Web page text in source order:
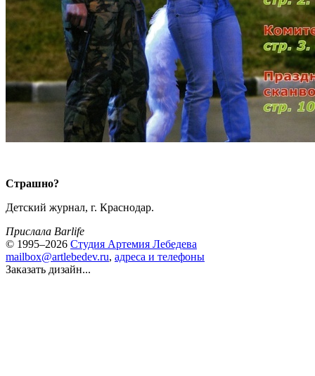
Страшно?
Детский журнал, г. Краснодар.
Прислала Barlife
© 1995–2026 Студия Артемия Лебедева
mailbox@artlebedev.ru, адреса и телефоны
Заказать дизайн...